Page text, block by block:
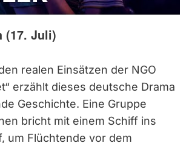
(17. Juli)
realen Einsätzen der NGO
erzählt dieses deutsche Drama
Geschichte. Eine Gruppe
bricht mit einem Schiff ins
um Flüchtende vor dem